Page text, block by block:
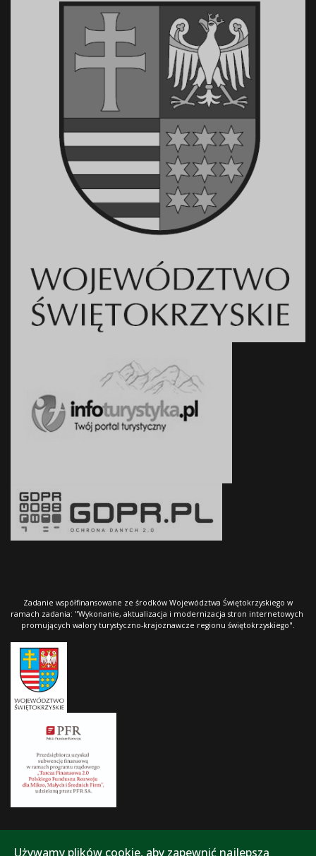
Zadanie współfinansowane ze środków Województwa Świętokrzyskiego w
ramach zadania: "Wykonanie, aktualizacja i modernizacja stron internetowych
promujących walory turystyczno-krajoznawcze regionu świętokrzyskiego".
Używamy plików cookie, aby zapewnić najlepszą